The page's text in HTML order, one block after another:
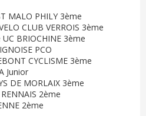
MALO PHILY 3ème
CLUB VERROIS 3ème
BRIOCHINE 3ème
PCO
CYCLISME 3ème
Junior
DE MORLAIX 3ème
2ème
2ème